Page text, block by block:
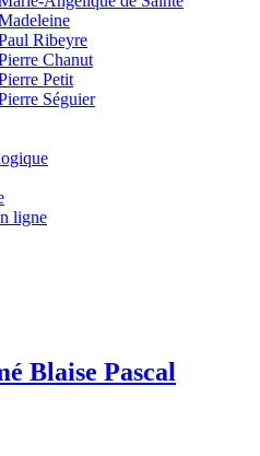
Ribeyre
Chanut
Petit
Séguier
ligne
Blaise Pascal